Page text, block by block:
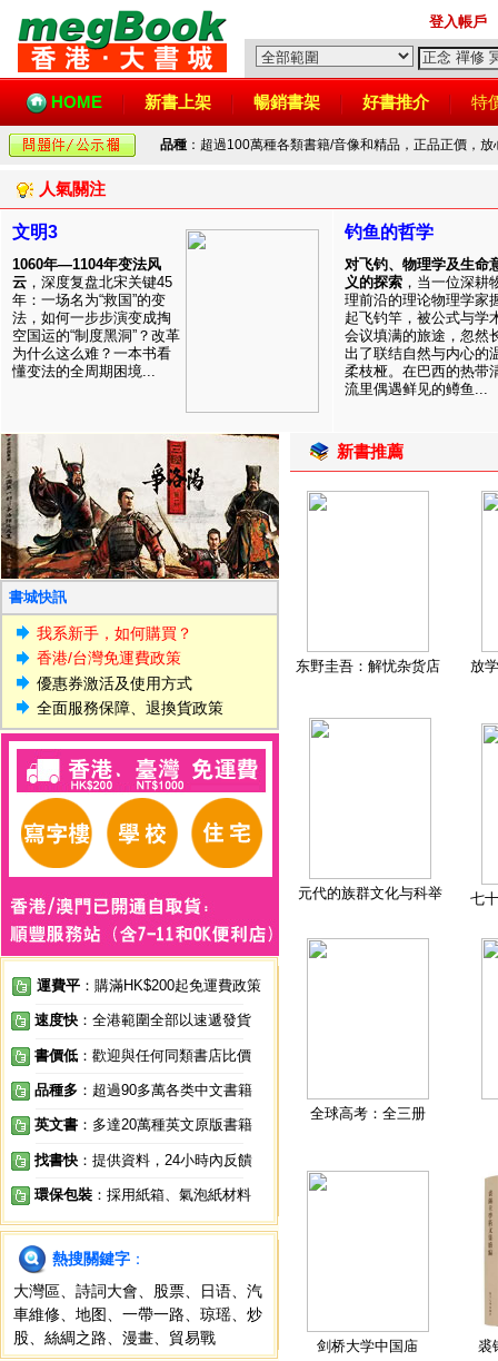
登入帳戶
HOME 新書上架 暢銷書架 好書推介 特
品種 ：超過100萬種各類書籍/音像和精品，正品正價，
人氣關注
文明3
1060年—1104年变法风
云 ，深度复盘北宋关键45
年：一场名为“救国”的变
法，如何一步步演变成掏
空国运的“制度黑洞”？改革
为什么这么难？一本书看
懂变法的全周期困境...
钓鱼的哲学
对飞钓、物理学及生命
义的探索 ，当一位深耕
理前沿的理论物理学家
起飞钓竿，被公式与学
会议填满的旅途，忽然
出了联结自然与内心的
柔枝桠。在巴西的热带
流里偶遇鲜见的鳟鱼...
書城快訊
我系新手，如何購買？
香港/台灣免運費政策
優惠券激活及使用方式
全面服務保障、退換貨政策
運費平 ：購滿HK$200起免運費政策
速度快 ：全港範圍全部以速遞發貨
書價低 ：歡迎與任何同類書店比價
品種多 ：超過90多萬各类中文書籍
英文書 ：多達20萬種英文原版書籍
找書快 ：提供資料，24小時內反饋
環保包裝 ：採用紙箱、氣泡紙材料
熱搜關鍵字 ：
大灣區
詩詞大會 股票 日语
汽
車維修
地图 一帶一路 琼瑶
炒
股
絲綢之路 漫畫 貿易戰
新書推薦
东野圭吾：解忧杂货店 放
元代的族群文化与科举 七
全球高考：全三册
剑桥大学中国庙 裘